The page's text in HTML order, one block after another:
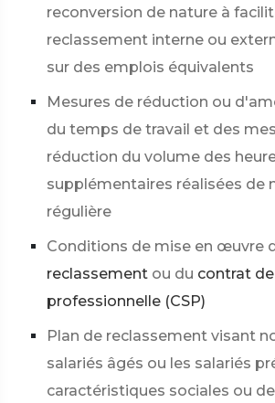
reconversion de nature à
reclassement interne ou
sur des emplois équivalents
Mesures de réduction ou
du temps de travail et des
réduction du volume des
supplémentaires réalisées de
régulière
Conditions de mise en œuvre
reclassement ou du contrat
professionnelle (CSP)
Plan de reclassement visant
salariés âgés ou les salariés
caractéristiques sociales ou